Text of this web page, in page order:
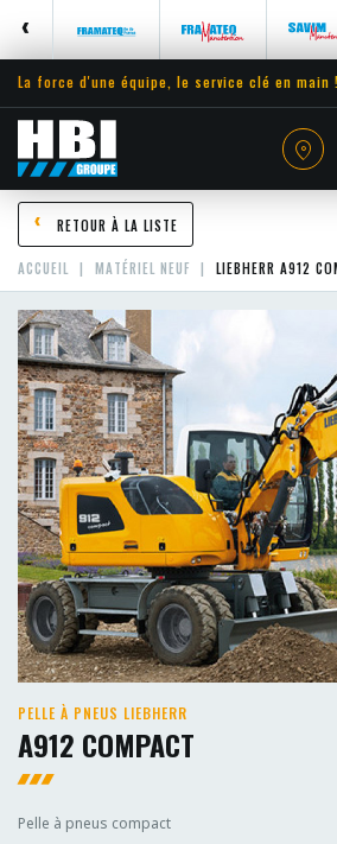
La force d'une équipe, le service clé en main !
RETOUR À LA LISTE
ACCUEIL MATÉRIEL NEUF LIEBHERR A912
PELLE À PNEUS LIEBHERR
A912 COMPACT
Pelle à pneus compact